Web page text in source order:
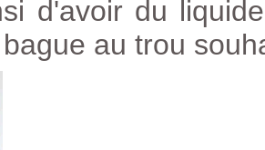
d'avoir du
au trou